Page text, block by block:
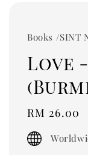
Books /SINT
Love
Regular
price
RM 26.00